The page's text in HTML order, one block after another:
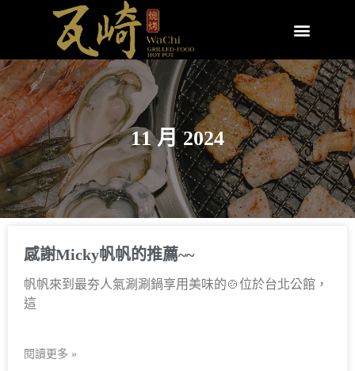
11 月 2024
感謝Micky帆帆的推薦~~
帆帆來到最夯人氣涮涮鍋享用美味的🍲位於台北公館，
這
閱讀更多 »